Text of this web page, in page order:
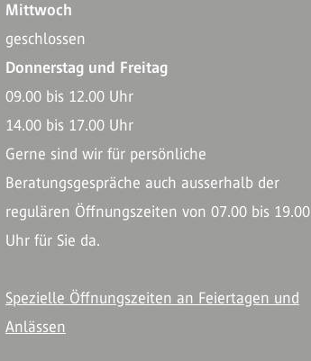
Mittwoch
geschlossen
Donnerstag und Freitag
09.00 bis 12.00 Uhr
14.00 bis 17.00 Uhr
Gerne sind wir für persönliche
Beratungsgespräche auch ausserhalb der
regulären Öffnungszeiten von 07.00 bis 19.00
Uhr für Sie da.
Spezielle Öffnungszeiten an Feiertagen und
Anlässen